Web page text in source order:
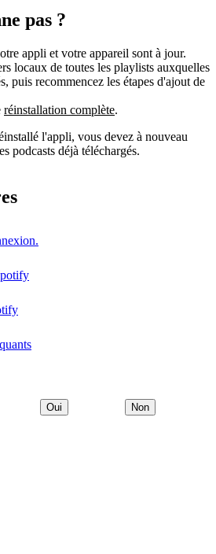
pas ?
appli et votre appareil sont à jour.
locaux de toutes les playlists auxquelles
puis recommencez les étapes d'ajout de
réinstallation complète.
l'appli, vous devez à nouveau
podcasts déjà téléchargés.
Oui Non